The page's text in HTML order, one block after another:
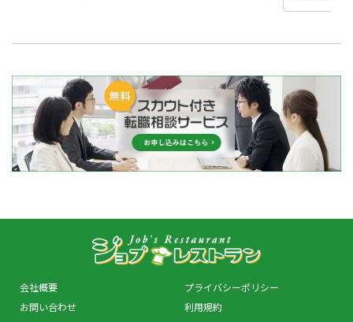
会社概要
お問い合わせ
プライバシーポリシー
利用規約